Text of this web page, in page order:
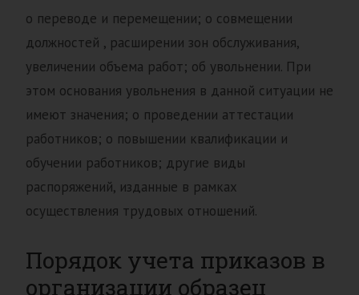
о переводе и перемещении; о совмещении
должностей , расширении зон обслуживания,
увеличении объема работ; об увольнении. При
этом основания увольнения в данной ситуации не
имеют значения; о проведении аттестации
работников; о повышении квалификации и
обучении работников; другие виды
распоряжений, изданные в рамках
осуществления трудовых отношений.
Порядок учета приказов в
организации образец